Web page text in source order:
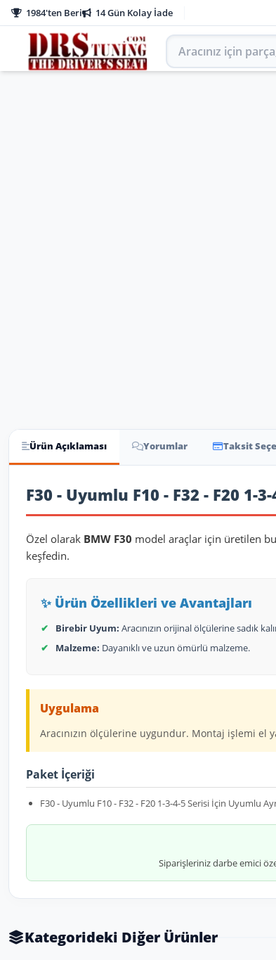
1984'ten Beri 14 Gün Kolay İade
Aracınız için parça
Ürün Açıklaması Yorumlar Taksit
Ürün Açıklaması
F30 - Uyumlu F10 - F32 - F20 1-
Özel olarak BMW F30 model araçlar için üretilen
keşfedin.
✨ Ürün Özellikleri ve Avantajları
✔ Birebir Uyum: Aracınızın orijinal ölçülerine sadık
✔
Malzeme: Dayanıklı ve uzun ömürlü malzeme.
Uygulama
Aracınızın ölçülerine uygundur. Montaj işlemi el
Paket İçeriği
F30 - Uyumlu F10 - F32 - F20 1-3-4-5 Serisi İçin Uyumlu
Siparişleriniz darbe emici
Kategorideki Diğer Ürünler